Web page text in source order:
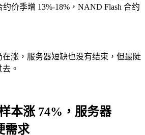
价季增 13%-18%，NAND Flash 合约
涨，服务器短缺也没有结束，但最陡
。
本涨 74%，服务器
需求